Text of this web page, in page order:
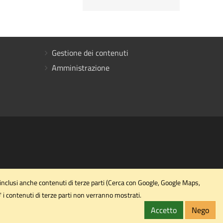
Gestione dei contenuti
Amministrazione
anche contenuti di terze parti (Cerca con Google, Google Maps,
i contenuti di terze parti non verranno mostrati.
Accetto Nego